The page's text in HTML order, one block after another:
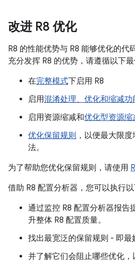
改进 R8 优化
R8 的性能优势与 R8 能够优化的代
充分发挥 R8 的优势，请遵循以下最
在完整模式下启用 R8
启用混淆处理、优化和缩减功
启用资源缩减和优化型资源缩
优化保留规则 ，以便最大限
法。
为了帮助您优化保留规则，请使用
借助 R8 配置分析器，您可以执行以
通过监控 R8 配置分析器报告
升整体 R8 配置质量。
找出最宽泛的保留规则 - 即最
并了解它们会阻止哪些优化，